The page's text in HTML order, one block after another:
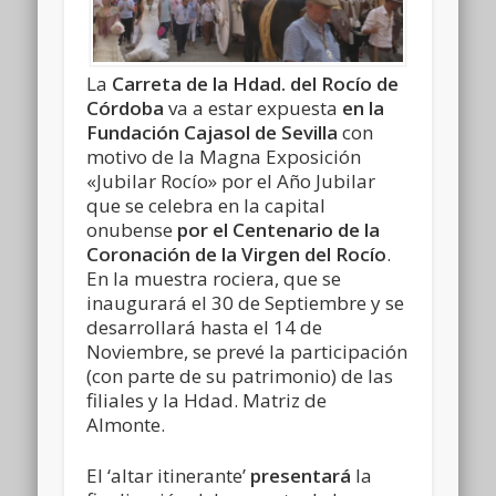
La Carreta de la Hdad. del Rocío de
Córdoba va a estar expuesta en la
Fundación Cajasol de Sevilla con
motivo de la Magna Exposición
«Jubilar Rocío» por el Año Jubilar
que se celebra en la capital
onubense por el Centenario de la
Coronación de la Virgen del Rocío.
En la muestra rociera, que se
inaugurará el 30 de Septiembre y se
desarrollará hasta el 14 de
Noviembre, se prevé la participación
(con parte de su patrimonio) de las
filiales y la Hdad. Matriz de
Almonte.
El ‘altar itinerante’ presentará la